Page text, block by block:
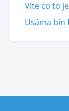
Víte co to
Usáma bin